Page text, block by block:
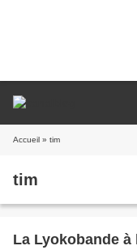
Accueil » tim
tim
La Lyokobande